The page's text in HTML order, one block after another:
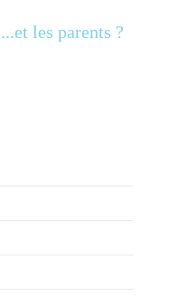
les parents ?